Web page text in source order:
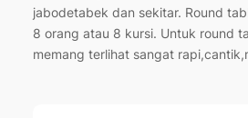
jabodetabek dan sekitar. Round
8 orang atau 8 kursi. Untuk round
memang terlihat sangat